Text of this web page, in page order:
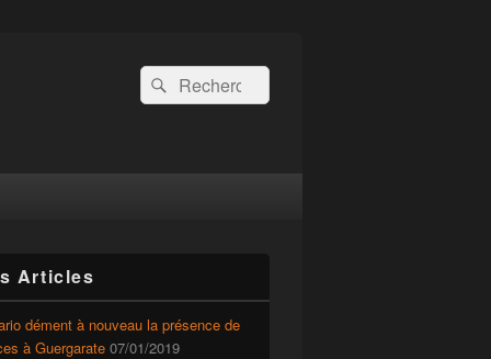
Recherche :
Rechercher
Articles
dément à nouveau la présence de
à Guergarate 07/01/2019